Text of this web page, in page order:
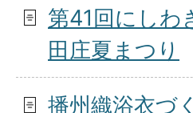
第41回にしわ
田庄夏まつり
播州織浴衣づ